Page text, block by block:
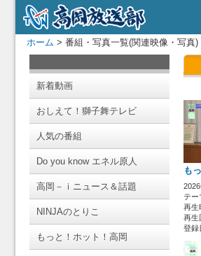
ホーム > 番組・写真一覧(関連映像・写真)
新着動画
おしえて！獅子舞テレビ
人気の番組
Do you know エネル原人
高岡－ｉニュース＆話題
NINJAのとりこ
もっと！ホット！高岡
も
テー
再生
再生
登録